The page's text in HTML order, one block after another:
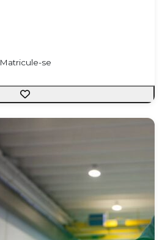
Matricule-se